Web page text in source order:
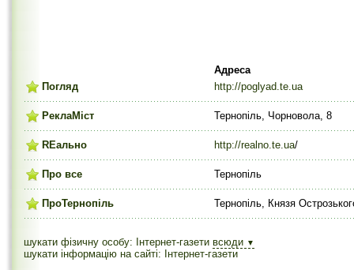
Адреса
Погляд
http://poglyad.te.ua
РеклаМіст Тернопіль, Чорновола, 8
REально http://realno.te.ua/
Про все Тернопіль
ПроТернопіль Тернопіль, Князя
шукати фізичну особу: Інтернет-газети всюди ▼
шукати інформацію на сайті: Інтернет-газети